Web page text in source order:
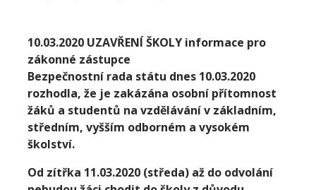
10.03.2020 UZAVŘENÍ ŠKOLY informace pro
zákonné zástupce
Bezpečnostní rada státu dnes 10.03.2020
rozhodla, že je zakázána osobní přítomnost
žáků a studentů na vzdělávání v základním,
středním, vyšším odborném a vysokém
školství.
Od zítřka 11.03.2020 (středa) až do odvolání